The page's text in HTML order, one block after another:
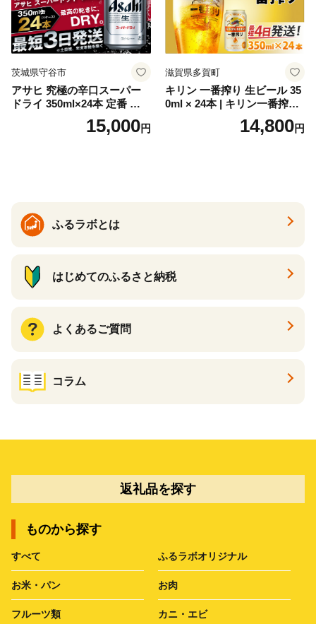
茨城県守谷市
アサヒ 究極の辛口スーパー
ドライ 350ml×24本 定番 ビー
ル 缶ビール 酒 お酒 アルコー
15,000円
滋賀県多賀町
キリン 一番搾り 生ビール 35
0ml × 24本 | キリン一番搾り
キリンビール 一番搾り ビー
ル 24缶 きりんいちばんしぼ
14,800円
ふるラボとは
はじめてのふるさと納税
よくあるご質問
コラム
返礼品を探す
ものから探す
すべて ふるラボオリジナル
お米・パン お肉
フルーツ類 カニ・エビ